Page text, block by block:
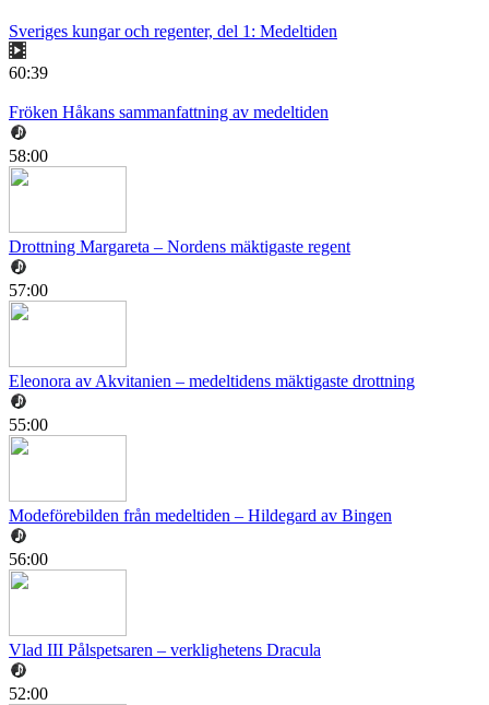
Sveriges kungar och regenter, del 1: Medeltiden
60:39
Fröken Håkans sammanfattning av medeltiden
58:00
Drottning Margareta – Nordens mäktigaste regent
57:00
Eleonora av Akvitanien – medeltidens mäktigaste drottning
55:00
Modeförebilden från medeltiden – Hildegard av Bingen
56:00
Vlad III Pålspetsaren – verklighetens Dracula
52:00